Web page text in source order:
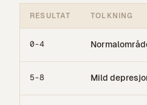
RESULTAT TOLKNING
0-4
5-8 Mild